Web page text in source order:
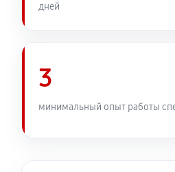
дней
3
минимальный опыт работы